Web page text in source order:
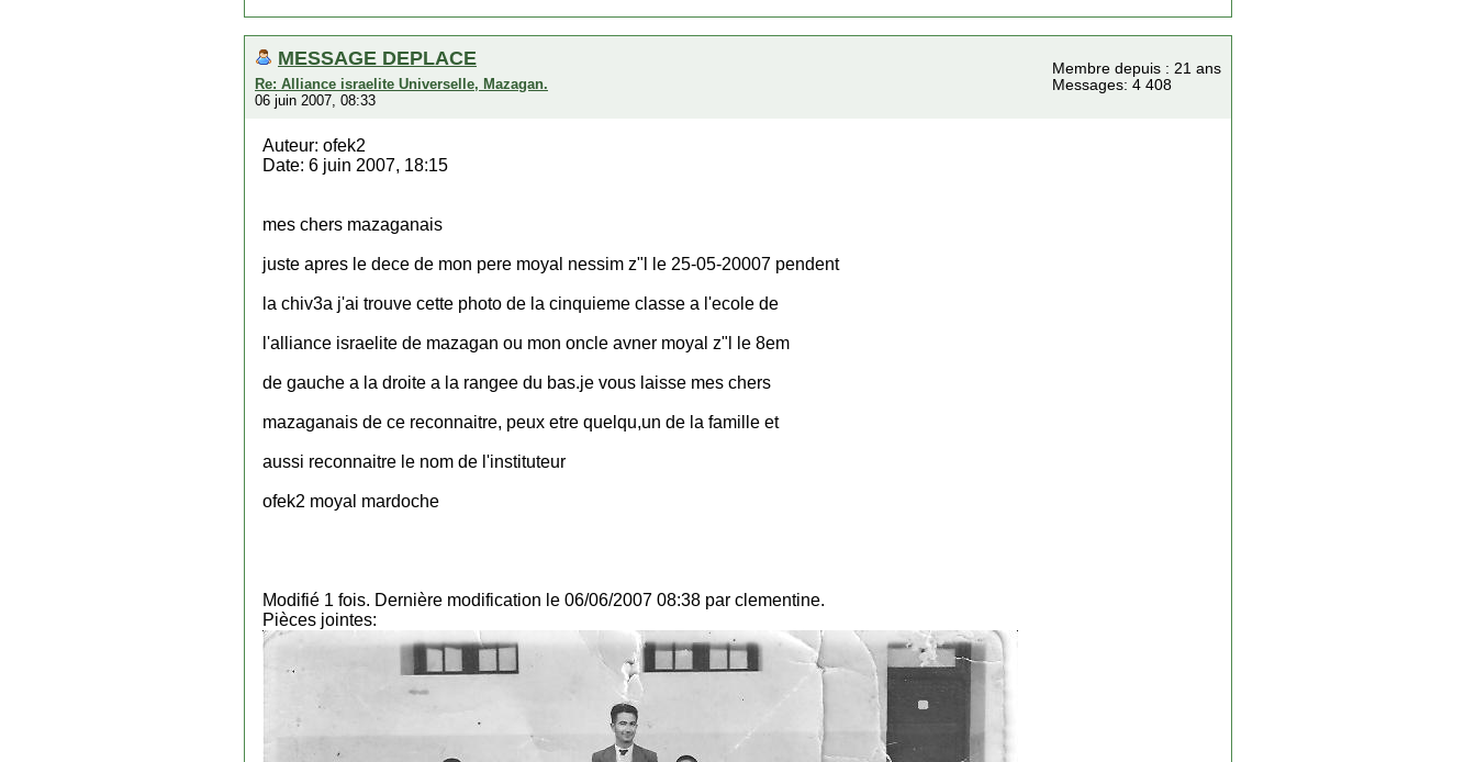
MESSAGE DEPLACE
Re: Alliance israelite Universelle, Mazagan.
06 juin 2007, 08:33
Membre depuis : 21 ans
Messages: 4 408
Auteur: ofek2
Date: 6 juin 2007, 18:15
mes chers mazaganais
juste apres le dece de mon pere moyal nessim z"l le 25-05-20007 pendent
la chiv3a j'ai trouve cette photo de la cinquieme classe a l'ecole de
l'alliance israelite de mazagan ou mon oncle avner moyal z"l le 8em
de gauche a la droite a la rangee du bas.je vous laisse mes chers
mazaganais de ce reconnaitre, peux etre quelqu,un de la famille et
aussi reconnaitre le nom de l'instituteur
ofek2 moyal mardoche
Modifié 1 fois. Dernière modification le 06/06/2007 08:38 par clementine.
Pièces jointes: